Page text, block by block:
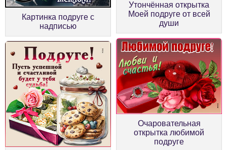
Картинка подруге с
надписью
Утончённая открытка
Моей подруге от всей
души
Очаровательная
открытка любимой
подруге